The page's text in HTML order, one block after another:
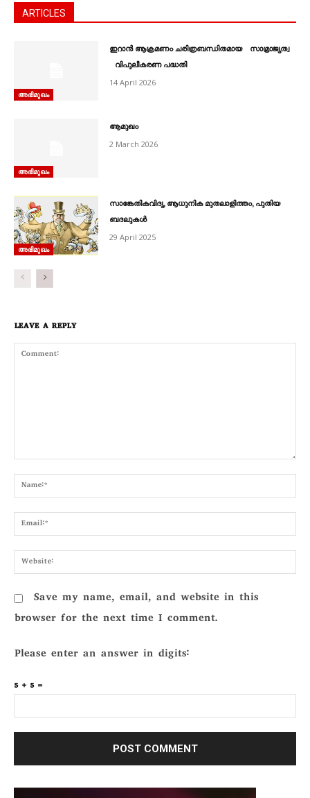
ARTICLES
അഭിമുഖം
ഇറാൻ ആക്രമണം ചരിത്രബന്ധിതമായ സാമ്രാജ്യത്വ
വിപുലീകരണ പദ്ധതി
14 April 2026
അഭിമുഖം
ആമുഖം
2 March 2026
അഭിമുഖം
സാങ്കേതികവിദ്യ, ആധുനിക മുതലാളിത്തം, പുതിയ
ബദലുകൾ
29 April 2025
LEAVE A REPLY
Save my name, email, and website in this
browser for the next time I comment.
Please enter an answer in digits:
5 + 5 =